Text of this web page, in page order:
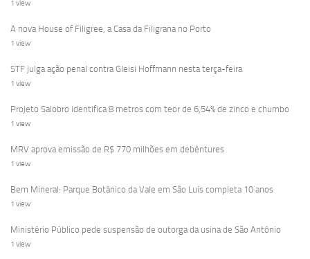
1 view
A nova House of Filigree, a Casa da Filigrana no Porto
1 view
STF julga ação penal contra Gleisi Hoffmann nesta terça-feira
1 view
Projeto Salobro identifica 8 metros com teor de 6,54% de zinco e chumbo
1 view
MRV aprova emissão de R$ 770 milhões em debêntures
1 view
Bem Mineral: Parque Botânico da Vale em São Luís completa 10 anos
1 view
Ministério Público pede suspensão de outorga da usina de São Antônio
1 view